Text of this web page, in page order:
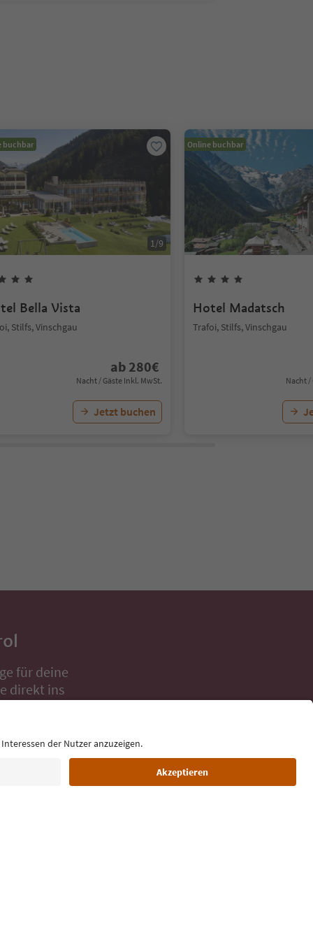
buchbar
1/9
Bella Vista
Stilfs, Vinschgau
ab 280€
Nacht / Gäste Inkl. MwSt.
Jetzt buchen
Online buchbar
Hotel Madatsch
Trafoi, Stilfs, Vinschgau
Nacht /
für deine
direkt ins